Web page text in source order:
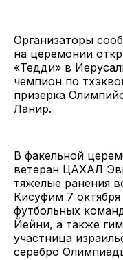
Организаторы
на церемонии
«Тедди» в
чемпион по
призерка
Ланир.
В факельной
ветеран ЦАХАЛ
тяжелые ранения
Кисуфим 7
футбольных
Йейни, а также
участница
серебро